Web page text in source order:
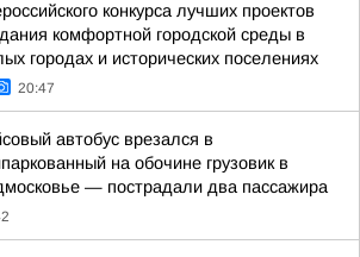
конкурса лучших проектов
комфортной городской среды в
городах и исторических поселениях
20:47
автобус врезался в
на обочине грузовик в
— пострадали два пассажира